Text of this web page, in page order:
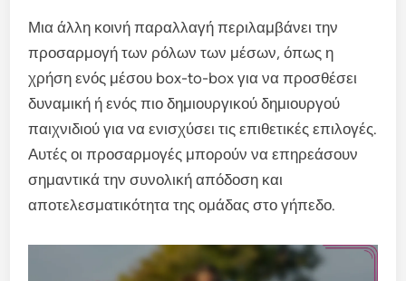
Μια άλλη κοινή παραλλαγή περιλαμβάνει την
προσαρμογή των ρόλων των μέσων, όπως η
χρήση ενός μέσου box-to-box για να προσθέσει
δυναμική ή ενός πιο δημιουργικού δημιουργού
παιχνιδιού για να ενισχύσει τις επιθετικές επιλογές.
Αυτές οι προσαρμογές μπορούν να επηρεάσουν
σημαντικά την συνολική απόδοση και
αποτελεσματικότητα της ομάδας στο γήπεδο.